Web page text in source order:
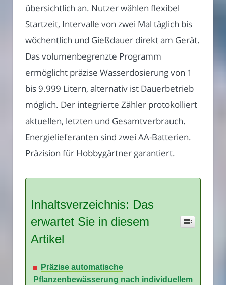
übersichtlich an. Nutzer wählen flexibel
Startzeit, Intervalle von zwei Mal täglich bis
wöchentlich und Gießdauer direkt am Gerät.
Das volumenbegrenzte Programm
ermöglicht präzise Wasserdosierung von 1
bis 9.999 Litern, alternativ ist Dauerbetrieb
möglich. Der integrierte Zähler protokolliert
aktuellen, letzten und Gesamtverbrauch.
Energielieferanten sind zwei AA-Batterien.
Präzision für Hobbygärtner garantiert.
Inhaltsverzeichnis: Das
erwartet Sie in diesem
Artikel
Präzise automatische
Pflanzenbewässerung nach individuellem